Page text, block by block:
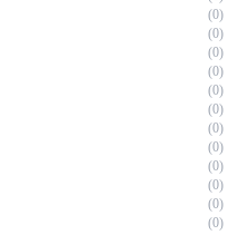
0
0
0
0
0
0
0
0
0
0
0
0